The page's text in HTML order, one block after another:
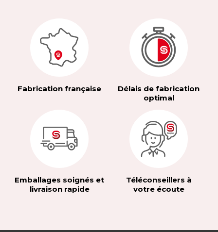
Fabrication française
Délais de fabrication
optimal
Emballages soignés et
livraison rapide
Téléconseillers à
votre écoute